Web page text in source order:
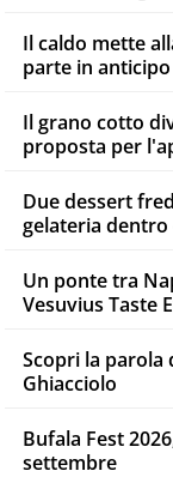
Il caldo mette
parte in anticipo
Il grano cotto
proposta per
Due dessert
gelateria dentro
Un ponte tra
Vesuvius Taste
Scopri la parola
Ghiacciolo
Bufala Fest
settembre